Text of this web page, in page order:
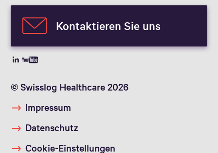
Kontaktieren Sie uns
© Swisslog Healthcare 2026
Impressum
Datenschutz
Cookie-Einstellungen